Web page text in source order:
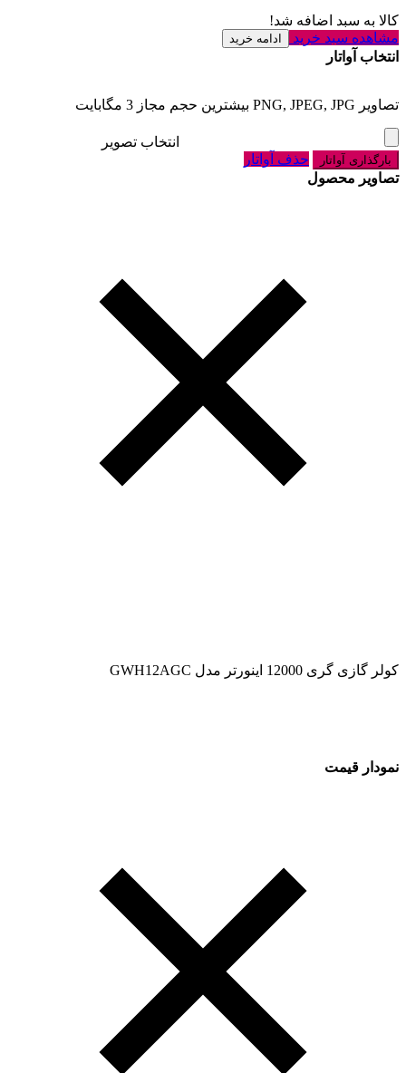
کالا به سبد اضافه شد!
مشاهده سبد خرید
ادامه خرید
انتخاب آواتار
تصاویر PNG, JPEG, JPG بیشترین حجم مجاز 3 مگابایت
انتخاب تصویر
بارگذاری آواتار
حذف آواتار
تصاویر محصول
کولر گازی گری 12000 اینورتر مدل GWH12AGC
نمودار قیمت